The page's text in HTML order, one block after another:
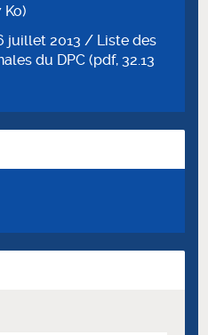
Ko)
juillet 2013 / Liste des
du DPC (pdf, 32.13